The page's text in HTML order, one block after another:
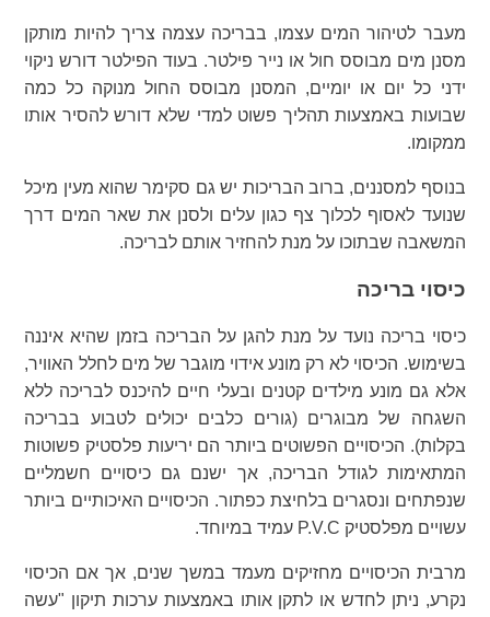
מעבר לטיהור המים עצמו, בבריכה עצמה צריך להיות מותקן
מסנן מים מבוסס חול או נייר פילטר. בעוד הפילטר דורש ניקוי
ידני כל יום או יומיים, המסנן מבוסס החול מנוקה כל כמה
שבועות באמצעות תהליך פשוט למדי שלא דורש להסיר אותו
ממקומו.
בנוסף למסננים, ברוב הבריכות יש גם סקימר שהוא מעין מיכל
שנועד לאסוף לכלוך צף כגון עלים ולסנן את שאר המים דרך
המשאבה שבתוכו על מנת להחזיר אותם לבריכה.
כיסוי בריכה
כיסוי בריכה נועד על מנת להגן על הבריכה בזמן שהיא איננה
בשימוש. הכיסוי לא רק מונע אידוי מוגבר של מים לחלל האוויר,
אלא גם מונע מילדים קטנים ובעלי חיים להיכנס לבריכה ללא
השגחה של מבוגרים (גורים כלבים יכולים לטבוע בבריכה
בקלות). הכיסויים הפשוטים ביותר הם יריעות פלסטיק פשוטות
המתאימות לגודל הבריכה, אך ישנם גם כיסויים חשמליים
שנפתחים ונסגרים בלחיצת כפתור. הכיסויים האיכותיים ביותר
עשויים מפלסטיק P.V.C עמיד במיוחד.
מרבית הכיסויים מחזיקים מעמד במשך שנים, אך אם הכיסוי
נקרע, ניתן לחדש או לתקן אותו באמצעות ערכות תיקון "עשה